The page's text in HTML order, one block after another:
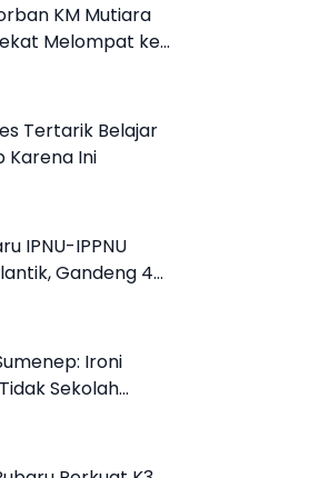
KM Mutiara
Melompat ke
Bisa Berenang
Tertarik Belajar
Karena Ini
IPNU-IPPNU
Gandeng 4
Jalur Beasiswa
Ironi
Sekolah
Semarak Festival